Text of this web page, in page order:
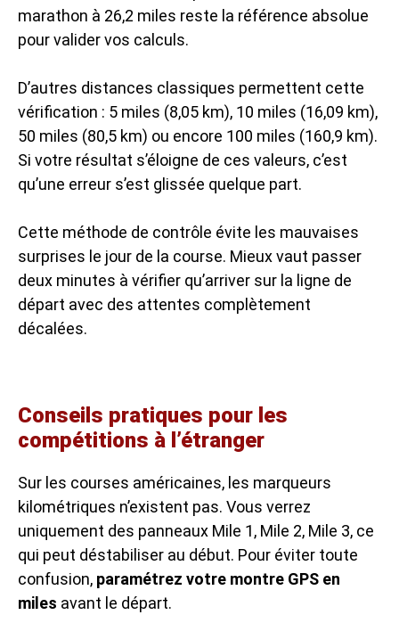
marathon à 26,2 miles reste la référence absolue
pour valider vos calculs.
D’autres distances classiques permettent cette
vérification : 5 miles (8,05 km), 10 miles (16,09 km),
50 miles (80,5 km) ou encore 100 miles (160,9 km).
Si votre résultat s’éloigne de ces valeurs, c’est
qu’une erreur s’est glissée quelque part.
Cette méthode de contrôle évite les mauvaises
surprises le jour de la course. Mieux vaut passer
deux minutes à vérifier qu’arriver sur la ligne de
départ avec des attentes complètement
décalées.
Conseils pratiques pour les
compétitions à l’étranger
Sur les courses américaines, les marqueurs
kilométriques n’existent pas. Vous verrez
uniquement des panneaux Mile 1, Mile 2, Mile 3, ce
qui peut déstabiliser au début. Pour éviter toute
confusion, paramétrez votre montre GPS en
miles avant le départ.